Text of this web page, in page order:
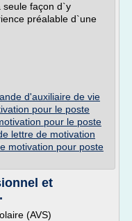
seule façon d`y
préalable d`une
d'auxiliaire de vie
pour le poste
pour le poste
lettre de motivation
motivation pour poste
et
(AVS)